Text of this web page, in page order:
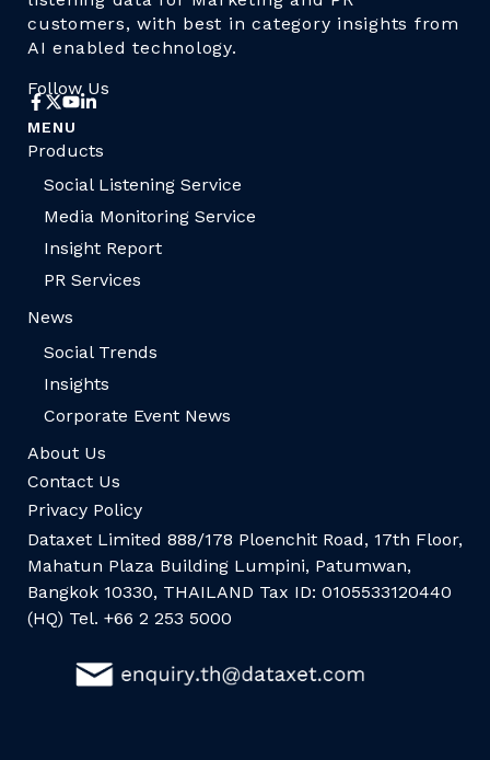
customers, with best in category insights from
AI enabled technology.
Follow Us
MENU
Products
Social Listening Service
Media Monitoring Service
Insight Report
PR Services
News
Social Trends
Insights
Corporate Event News
About Us
Contact Us
Privacy Policy
Dataxet Limited 888/178 Ploenchit Road, 17th Floor,
Mahatun Plaza Building Lumpini, Patumwan,
Bangkok 10330, THAILAND Tax ID: 0105533120440
(HQ) Tel. +66 2 253 5000